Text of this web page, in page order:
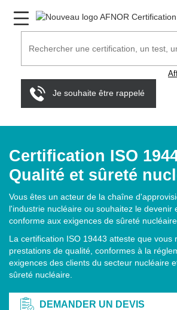
Je souhaite être rappelé
Certification ISO
Qualité et sûreté
Vous êtes un acteur de la chaîne
l'industrie nucléaire ou souhaitez le devenir
conforme aux exigences de sûreté
La certification ISO 19443 atteste que vous
prestations de qualité, conformes à la
exigences des clients du secteur nucléaire
sûreté nucléaire.
DEMANDER UN DEVIS